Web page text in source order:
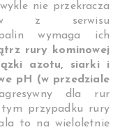
nie przekracza
z serwisu
wymaga ich
rury kominowej
azotu, siarki i
pH (w przedziale
dla rur
tym przypadku rury
to na wieloletnie